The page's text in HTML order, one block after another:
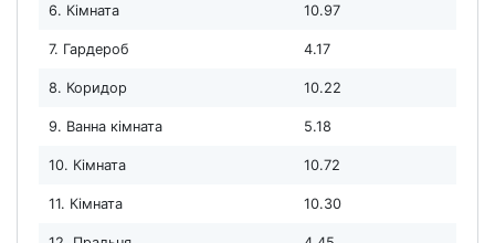
6. Кімната 10.97
7. Гардероб 4.17
8. Коридор 10.22
9. Ванна кімната 5.18
10. Кімната 10.72
11. Кімната 10.30